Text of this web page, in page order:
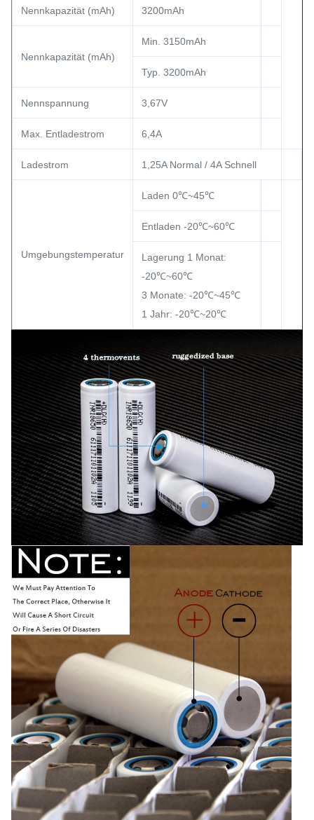
Nennkapazität (mAh) 3200mAh
Nennkapazität (mAh)
Min. 3150mAh
Typ. 3200mAh
Nennspannung 3,67V
Max. Entladestrom 6,4A
Ladestrom 1,25A Normal / 4A Schnell
Umgebungstemperatur
Laden 0℃~45℃
Entladen -20℃~60℃
Lagerung 1 Monat:
-20℃~60℃
3 Monate: -20℃~45℃
1 Jahr: -20℃~20℃